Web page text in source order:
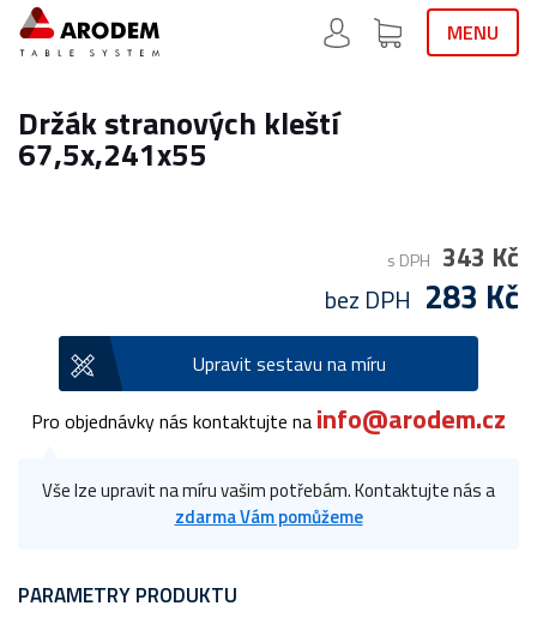
MENU
Držák stranových kleští
67,5x,241x55
s DPH 343 Kč
bez DPH 283 Kč
Upravit sestavu na míru
Pro objednávky nás kontaktujte na info@arodem.cz
Vše lze upravit na míru vašim potřebám. Kontaktujte nás a
zdarma Vám pomůžeme
PARAMETRY PRODUKTU